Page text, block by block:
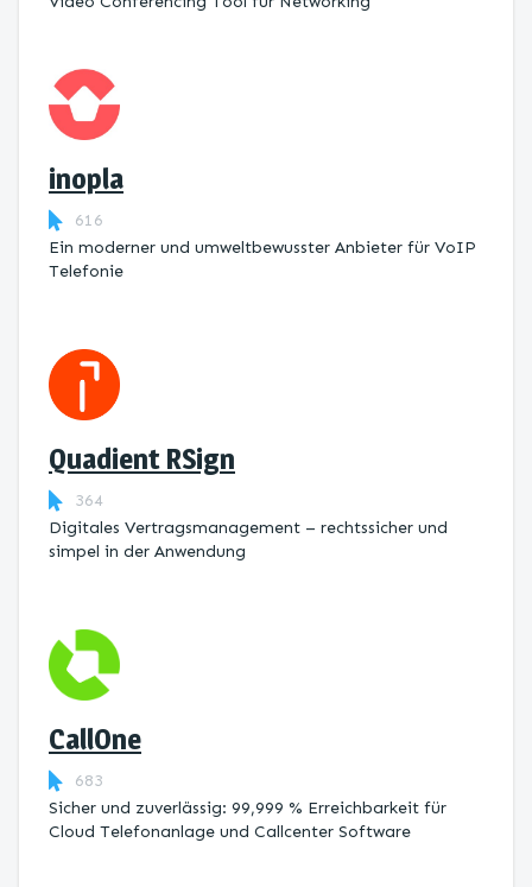
inopla
616
Ein moderner und umweltbewusster Anbieter für VoIP
Telefonie
Quadient RSign
364
Digitales Vertragsmanagement – rechtssicher und
simpel in der Anwendung
CallOne
683
Sicher und zuverlässig: 99,999 % Erreichbarkeit für
Cloud Telefonanlage und Callcenter Software